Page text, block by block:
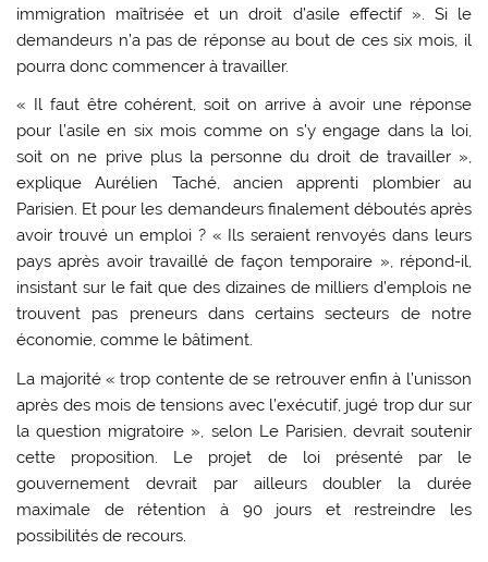
immigration maîtrisée et un droit d’asile effectif ». Si le
demandeurs n’a pas de réponse au bout de ces six mois, il
pourra donc commencer à travailler.
« Il faut être cohérent, soit on arrive à avoir une réponse
pour l’asile en six mois comme on s’y engage dans la loi,
soit on ne prive plus la personne du droit de travailler »,
explique Aurélien Taché, ancien apprenti plombier au
Parisien. Et pour les demandeurs finalement déboutés après
avoir trouvé un emploi ? « Ils seraient renvoyés dans leurs
pays après avoir travaillé de façon temporaire », répond-il,
insistant sur le fait que des dizaines de milliers d’emplois ne
trouvent pas preneurs dans certains secteurs de notre
économie, comme le bâtiment.
La majorité « trop contente de se retrouver enfin à l’unisson
après des mois de tensions avec l’exécutif, jugé trop dur sur
la question migratoire », selon Le Parisien, devrait soutenir
cette proposition. Le projet de loi présenté par le
gouvernement devrait par ailleurs doubler la durée
maximale de rétention à 90 jours et restreindre les
possibilités de recours.